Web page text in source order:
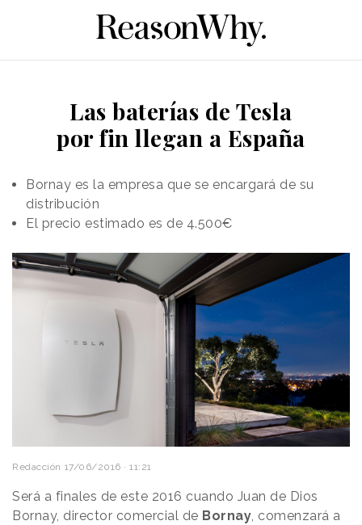
Las baterías de Tesla
por fin llegan a España
Bornay es la empresa que se encargará de su
distribución
El precio estimado es de 4.500€
Redacción 17/06/2016 · 11:21
Será a finales de este 2016 cuando Juan de Dios
Bornay, director comercial de Bornay, comenzará a